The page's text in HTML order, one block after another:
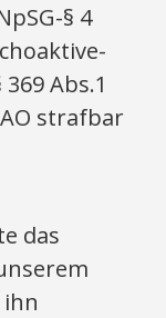
§ 4
Abs.1
AO strafbar
das